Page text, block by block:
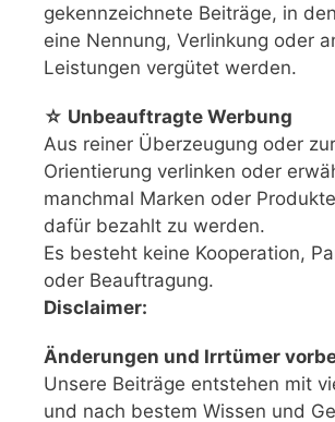
gekennzeichnete Beiträge, in
eine Nennung, Verlinkung oder
Leistungen vergütet werden.
☆ Unbeauftragte Werbung
Aus reiner Überzeugung oder
Orientierung verlinken oder
manchmal Marken oder
dafür bezahlt zu werden.
Es besteht keine Kooperation,
oder Beauftragung.
Disclaimer:
Änderungen und Irrtümer
Unsere Beiträge entstehen mit
und nach bestem Wissen und